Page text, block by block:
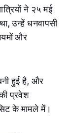
ने २५ मई
उन्हें धनवापसी
और
हुई है, और
प्रवेश
के मामले में।